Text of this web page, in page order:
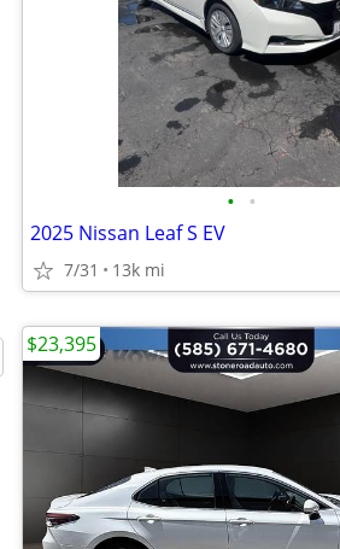
• •
2025 Nissan Leaf S EV
7/31 13k mi
$23,395